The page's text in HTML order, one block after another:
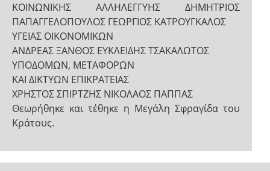
ΚΟΙΝΩΝΙΚΗΣ ΑΛΛΗΛΕΓΓΥΗΣ ΔΗΜΗΤΡΙΟΣ
ΠΑΠΑΓΓΕΛΟΠΟΥΛΟΣ ΓΕΩΡΓΙΟΣ ΚΑΤΡΟΥΓΚΑΛΟΣ
ΥΓΕΙΑΣ ΟΙΚΟΝΟΜΙΚΩΝ
ΑΝΔΡΕΑΣ ΞΑΝΘΟΣ ΕΥΚΛΕΙΔΗΣ ΤΣΑΚΑΛΩΤΟΣ
ΥΠΟΔΟΜΩΝ, ΜΕΤΑΦΟΡΩΝ
ΚΑΙ ΔΙΚΤΥΩΝ ΕΠΙΚΡΑΤΕΙΑΣ
ΧΡΗΣΤΟΣ ΣΠΙΡΤΖΗΣ ΝΙΚΟΛΑΟΣ ΠΑΠΠΑΣ
Θεωρήθηκε και τέθηκε η Μεγάλη Σφραγίδα του
Κράτους.